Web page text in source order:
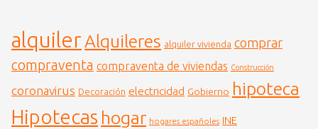
alquilerAlquileres alquiler vivienda comprar
compraventa compraventa de viviendas Construcción
coronavirus Decoración electricidad Gobierno hipoteca
Hipotecas hogar hogares españoles INE